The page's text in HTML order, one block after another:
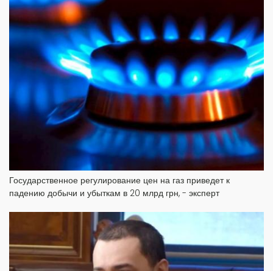
Государственное регулирование цен на газ приведет к
падению добычи и убыткам в 20 млрд грн, - эксперт